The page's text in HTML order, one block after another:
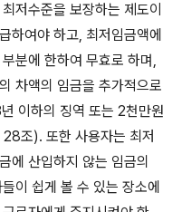
저수준을 보장하는 제도이
하여야 하고, 최저임금액에
분에 한하여 무효로 하며,
차액의 임금을 추가적으로
년 이하의 징역 또는 2천만원
28조). 또한 사용자는 최저
에 산입하지 않는 임금의
이 쉽게 볼 수 있는 장소에